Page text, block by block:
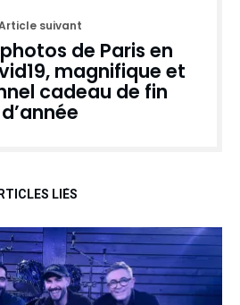
suivant
de Paris en
magnifique et
cadeau de fin
d’année
LIÉS